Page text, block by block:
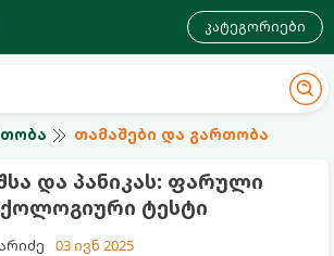
კატეგორიები
თამაშები და გართობა
და პანიკას: ფარული
ტესტი
03 ივნ 2025